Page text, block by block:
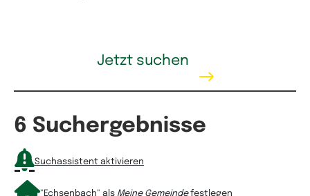
Jetzt suchen
6 Suchergebnisse
Suchassistent aktivieren
"Echsenbach" als Meine Gemeindefestlegen